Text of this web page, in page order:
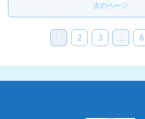
次のページ
2 3 … 6